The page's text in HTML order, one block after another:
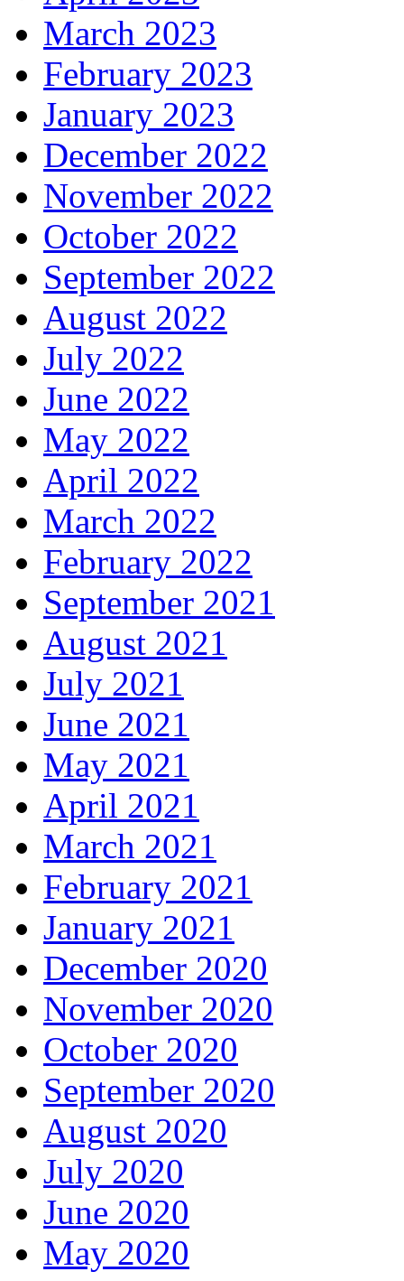
March 2023
February 2023
January 2023
December 2022
November 2022
October 2022
September 2022
August 2022
July 2022
June 2022
May 2022
April 2022
March 2022
February 2022
September 2021
August 2021
July 2021
June 2021
May 2021
April 2021
March 2021
February 2021
January 2021
December 2020
November 2020
October 2020
September 2020
August 2020
July 2020
June 2020
May 2020